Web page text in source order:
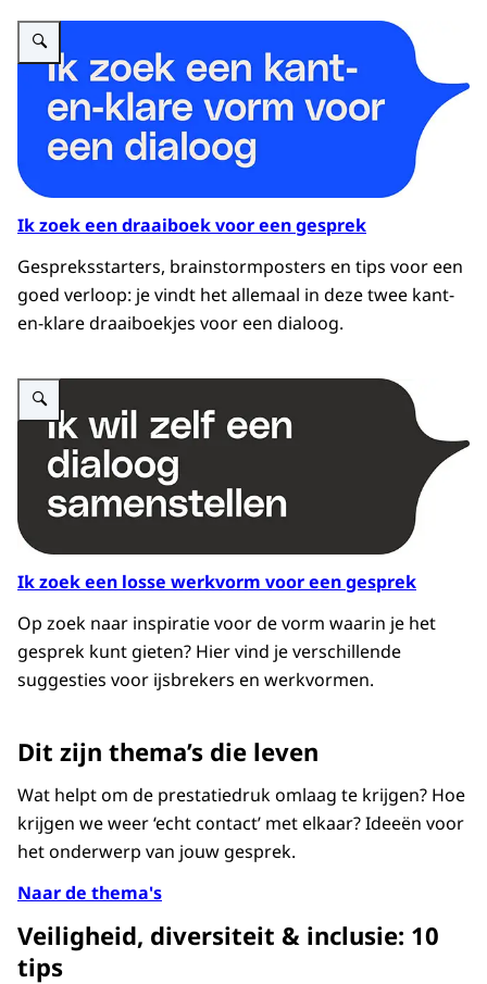
Vergroot afbeelding Afbeelding van een keuzebutton: Ik zoek een kant-
Ik zoek een draaiboek voor een gesprek
Gespreksstarters, brainstormposters en tips voor een
goed verloop: je vindt het allemaal in deze twee kant-
en-klare draaiboekjes voor een dialoog.
Vergroot afbeelding Afbeelding van de keuzebutton: ik wil zelf een
Ik zoek een losse werkvorm voor een gesprek
Op zoek naar inspiratie voor de vorm waarin je het
gesprek kunt gieten? Hier vind je verschillende
suggesties voor ijsbrekers en werkvormen.
Dit zijn thema’s die leven
Wat helpt om de prestatiedruk omlaag te krijgen? Hoe
krijgen we weer ‘echt contact’ met elkaar? Ideeën voor
het onderwerp van jouw gesprek.
Naar de thema's
Veiligheid, diversiteit & inclusie: 10
tips